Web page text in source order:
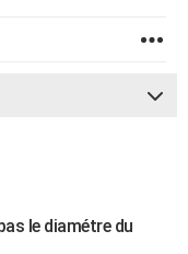
le diamétre du